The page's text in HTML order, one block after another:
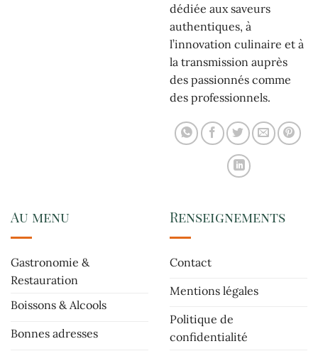
dédiée aux saveurs
authentiques, à
l’innovation culinaire et à
la transmission auprès
des passionnés comme
des professionnels.
Au menu
Gastronomie &
Restauration
Boissons & Alcools
Bonnes adresses
Renseignements
Contact
Mentions légales
Politique de
confidentialité